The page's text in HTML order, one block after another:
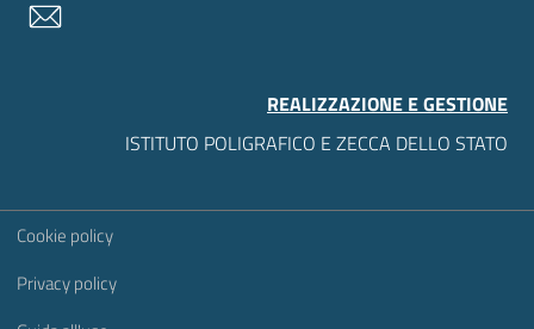
REALIZZAZIONE E GESTIONE
ISTITUTO POLIGRAFICO E ZECCA DELLO STATO
Sezione Link Utili
Cookie policy
Privacy policy